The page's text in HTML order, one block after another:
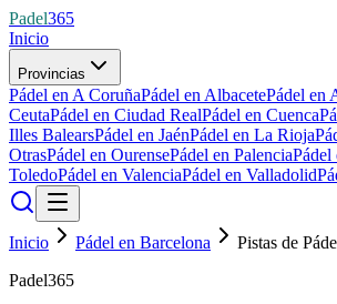
Padel365
Inicio
Provincias
Pádel en A CoruñaPádel en AlbacetePádel en
CeutaPádel en Ciudad RealPádel en Cuenca
Illes BalearsPádel en JaénPádel en La Rioja
OtrasPádel en OurensePádel en PalenciaPádel
ToledoPádel en ValenciaPádel en Valladolid
Inicio Pádel en Barcelona
Pistas de
Padel365